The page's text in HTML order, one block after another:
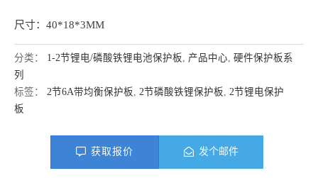
尺寸：40*18*3MM
分类： 1-2节锂电/磷酸铁锂电池保护板 产品中心 硬件保护板系
列
标签： 2节6A带均衡保护板 2节磷酸铁锂保护板
2节锂电保护
板
获取报价 发个邮件